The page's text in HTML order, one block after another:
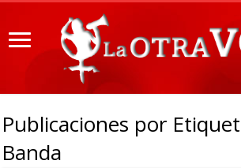
Publicaciones por
Banda